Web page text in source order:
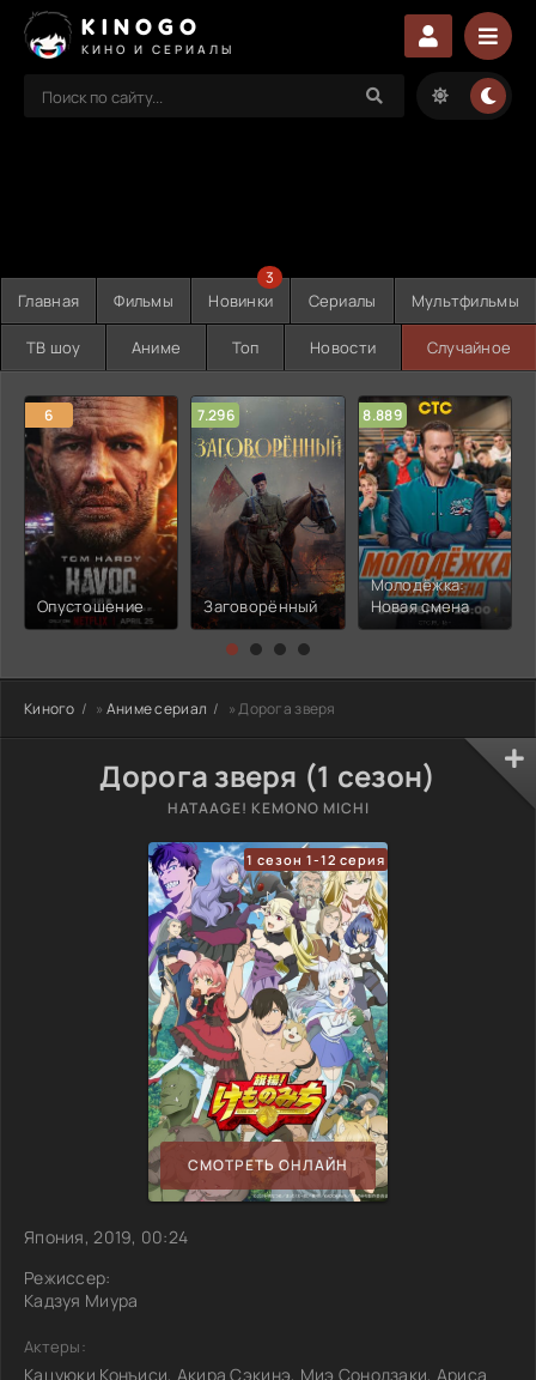
KINOGO
КИНО И СЕРИАЛЫ
Главная Фильмы Новинки
3
Сериалы Мультфильмы
ТВ шоу Аниме Топ Новости Случайное
6
Опустошение
7.296
Заговорённый
8.889
Молодёжка:
Новая смена
Киного » Аниме сериал » Дорога зверя
Дорога зверя (1 сезон)
HATAAGE! KEMONO MICHI
1 сезон 1-12 серия
СМОТРЕТЬ ОНЛАЙН
Япония, 2019, 00:24
Режиссер:
Кадзуя Миура
Актеры:
Кацуюки Конъиси, Акира Сэкинэ, Миэ Сонодзаки, Ариса